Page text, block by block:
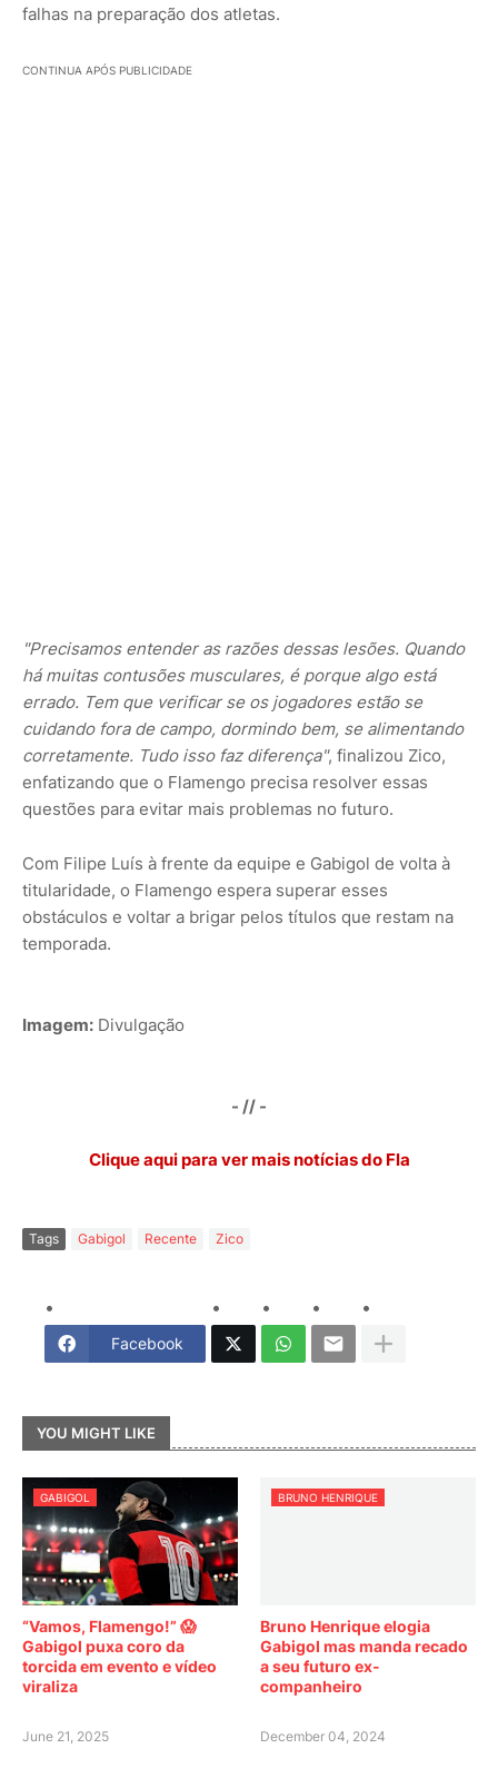
falhas na preparação dos atletas.
CONTINUA APÓS PUBLICIDADE
"Precisamos entender as razões dessas lesões. Quando
há muitas contusões musculares, é porque algo está
errado. Tem que verificar se os jogadores estão se
cuidando fora de campo, dormindo bem, se alimentando
corretamente. Tudo isso faz diferença", finalizou Zico,
enfatizando que o Flamengo precisa resolver essas
questões para evitar mais problemas no futuro.
Com Filipe Luís à frente da equipe e Gabigol de volta à
titularidade, o Flamengo espera superar esses
obstáculos e voltar a brigar pelos títulos que restam na
temporada.
Imagem: Divulgação
- // -
Clique aqui para ver mais notícias do Fla
Tags Gabigol Recente Zico
Facebook
YOU MIGHT LIKE
GABIGOL
“Vamos, Flamengo!” 😱
Gabigol puxa coro da
torcida em evento e vídeo
viraliza
June 21, 2025
BRUNO HENRIQUE
Bruno Henrique elogia
Gabigol mas manda recado
a seu futuro ex-
companheiro
December 04, 2024